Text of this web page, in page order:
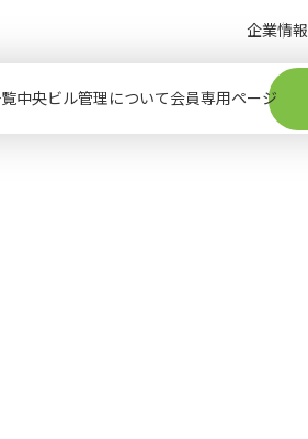
企業情報
中央ビル管理について会員専用ページ